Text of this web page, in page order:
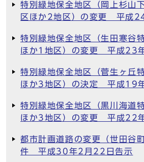
特別緑地保全地区（岡上杉山
区ほか2地区）の変更 平成
特別緑地保全地区（生田寒谷
ほか1地区）の変更 平成23
特別緑地保全地区（菅生ヶ丘
ほか3地区）の決定 平成19
特別緑地保全地区（黒川海道
ほか3地区）の変更 平成22
都市計画道路の変更（世田谷
件 平成30年2月22日告示